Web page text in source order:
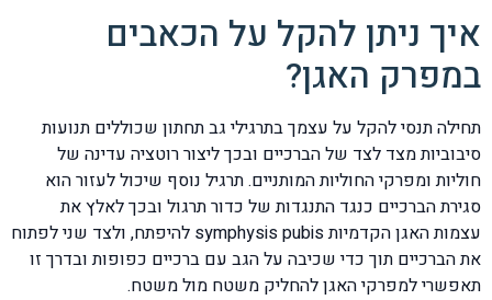
איך ניתן להקל על הכאבים
במפרק האגן?
תחילה תנסי להקל על עצמך בתרגילי גב תחתון שכוללים תנועות
סיבוביות מצד לצד של הברכיים ובכך ליצור רוטציה עדינה של
חוליות ומפרקי החוליות המותניים. תרגיל נוסף שיכול לעזור הוא
סגירת הברכיים כנגד התנגדות של כדור תרגול ובכך לאלץ את
עצמות האגן הקדמיות symphysis pubis להיפתח, ולצד שני לפתוח
את הברכיים תוך כדי שכיבה על הגב עם ברכיים כפופות ובדרך זו
תאפשרי למפרקי האגן להחליק משטח מול משטח.